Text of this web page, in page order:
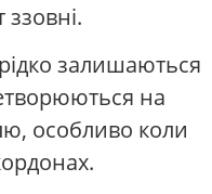
ззовні.
рідко залишаються
на
особливо коли